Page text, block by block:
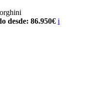
desde: 86.950€ i